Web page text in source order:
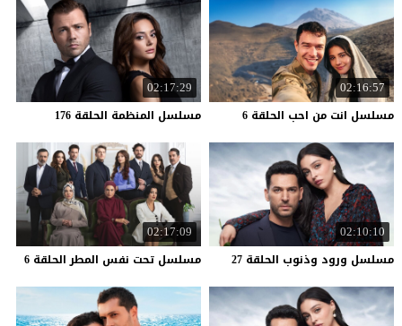
02:16:57
مسلسل انت من احب الحلقة 6
02:17:29
مسلسل المنظمة الحلقة 176
02:10:10
مسلسل ورود وذنوب الحلقة 27
02:17:09
مسلسل تحت نفس المطر الحلقة 6